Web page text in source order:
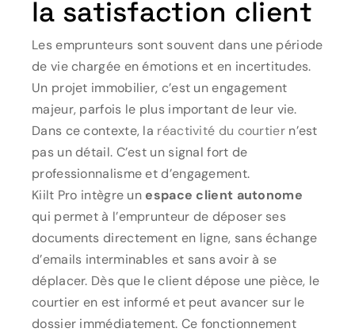
la satisfaction client
Les emprunteurs sont souvent dans une période
de vie chargée en émotions et en incertitudes.
Un projet immobilier, c’est un engagement
majeur, parfois le plus important de leur vie.
Dans ce contexte, la réactivité du courtiern’est
pas un détail. C’est un signal fort de
professionnalisme et d’engagement.
Kiilt Pro intègre un espace client autonome
qui permet à l’emprunteur de déposer ses
documents directement en ligne, sans échange
d’emails interminables et sans avoir à se
déplacer. Dès que le client dépose une pièce, le
courtier en est informé et peut avancer sur le
dossier immédiatement. Ce fonctionnement